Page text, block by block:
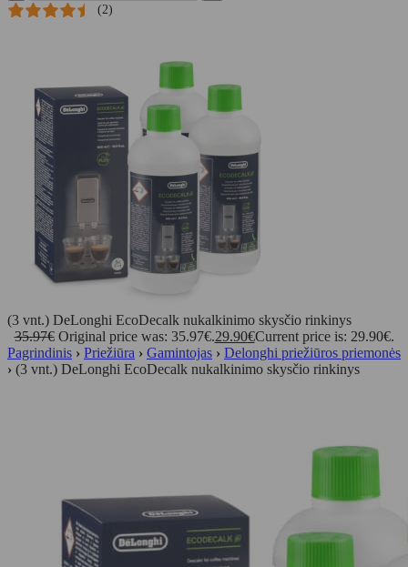
(2)
(3 vnt.) DeLonghi EcoDecalk nukalkinimo skysčio rinkinys
35.97€ Original price was: 35.97€.29.90€Current price is: 29.90€.
Pagrindinis › Priežiūra › Gamintojas › Delonghi priežiūros priemonės
› (3 vnt.) DeLonghi EcoDecalk nukalkinimo skysčio rinkinys